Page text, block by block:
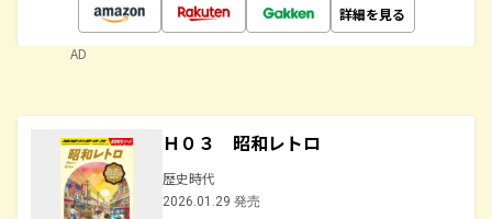
詳細を見る
AD
Ｈ０３ 昭和レトロ
歴史時代
2026.01.29 発売